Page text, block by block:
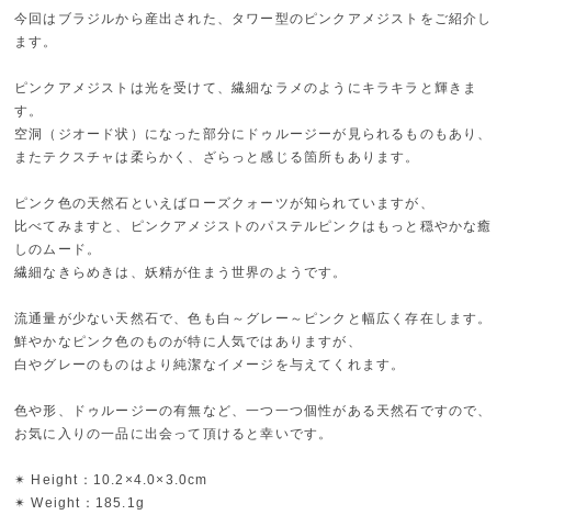
今回はブラジルから産出された、タワー型のピンクアメジストをご紹介し
ます。
ピンクアメジストは光を受けて、繊細なラメのようにキラキラと輝きま
す。
空洞（ジオード状）になった部分にドゥルージーが見られるものもあり、
またテクスチャは柔らかく、ざらっと感じる箇所もあります。
ピンク色の天然石といえばローズクォーツが知られていますが、
比べてみますと、ピンクアメジストのパステルピンクはもっと穏やかな癒
しのムード。
繊細なきらめきは、妖精が住まう世界のようです。
流通量が少ない天然石で、色も白～グレー～ピンクと幅広く存在します。
鮮やかなピンク色のものが特に人気ではありますが、
白やグレーのものはより純潔なイメージを与えてくれます。
色や形、ドゥルージーの有無など、一つ一つ個性がある天然石ですので、
お気に入りの一品に出会って頂けると幸いです。
✴︎ Height：10.2×4.0×3.0cm
✴︎ Weight：185.1g